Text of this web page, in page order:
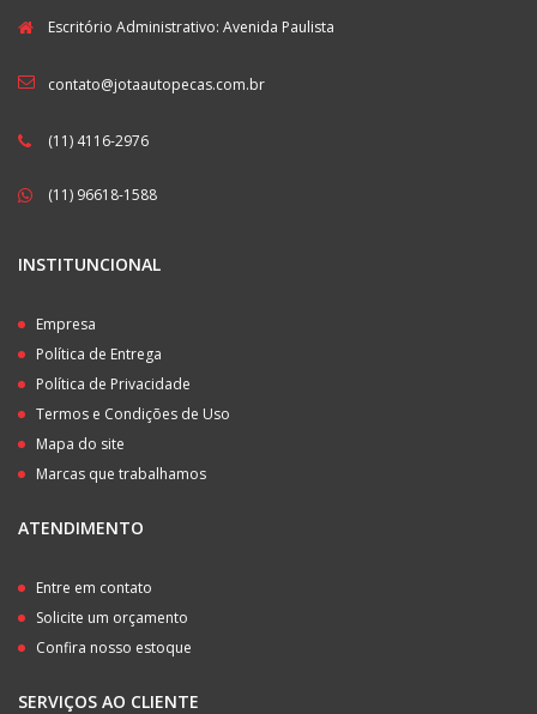
Escritório Administrativo: Avenida Paulista
contato@jotaautopecas.com.br
(11) 4116-2976
(11) 96618-1588
INSTITUNCIONAL
Empresa
Política de Entrega
Política de Privacidade
Termos e Condições de Uso
Mapa do site
Marcas que trabalhamos
ATENDIMENTO
Entre em contato
Solicite um orçamento
Confira nosso estoque
SERVIÇOS AO CLIENTE